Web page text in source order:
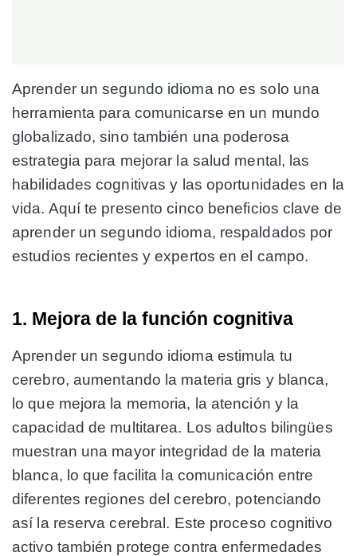
Aprender unsegundo idioma no es solo una
herramienta para comunicarse en un mundo
globalizado, sino también una poderosa
estrategia para mejorar la salud mental, las
habilidades cognitivas y las oportunidades en la
vida. Aquí te presento cinco beneficios clave de
aprender un segundo idioma, respaldados por
estudios recientes y expertos en el campo.
1. Mejora de la función cognitiva
Aprender un segundo idioma estimula tu
cerebro, aumentando la materia gris y blanca,
lo que mejora la memoria, la atención y la
capacidad de multitarea. Los adultos bilingües
muestran una mayor integridad de la materia
blanca, lo que facilita la comunicación entre
diferentes regiones del cerebro, potenciando
así la reserva cerebral. Este proceso cognitivo
activo también protege contra enfermedades